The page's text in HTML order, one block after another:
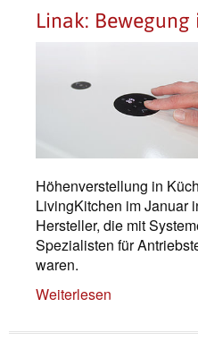
Linak: Bewegung
Höhenverstellung in
LivingKitchen im Januar
Hersteller, die mit
Spezialisten für
waren.
Weiterlesen